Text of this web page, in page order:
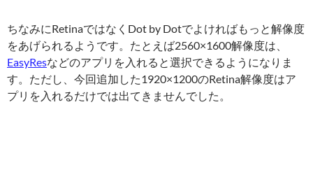
ちなみにRetinaではなくDot by Dotでよければもっと解像度
をあげられるようです。たとえば2560×1600解像度は、
EasyResなどのアプリを入れると選択できるようになりま
す。ただし、今回追加した1920×1200のRetina解像度はア
プリを入れるだけでは出てきませんでした。